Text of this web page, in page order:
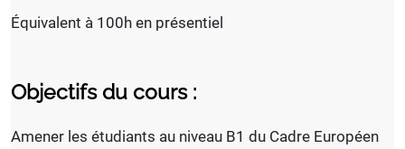
Équivalent à 100h en présentiel
Objectifs du cours :
Amener les étudiants au niveau B1 du Cadre Européen